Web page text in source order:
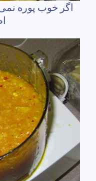
اگر خوب پوره